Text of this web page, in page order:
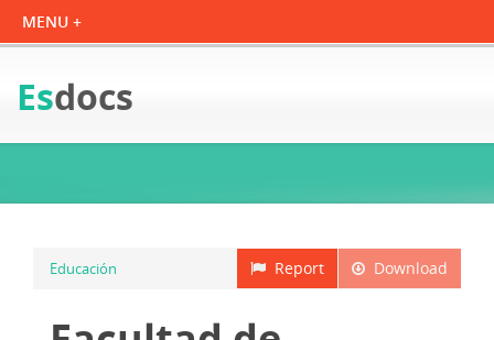
Esdocs
Download
Report
Educación